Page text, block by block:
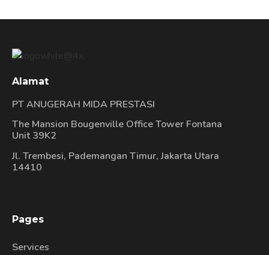
Alamat
PT ANUGERAH MIDA PRESTASI
The Mansion Bougenville Office Tower Fontana
Unit 39K2
Jl. Trembesi, Pademangan Timur, Jakarta Utara
14410
Pages
Services